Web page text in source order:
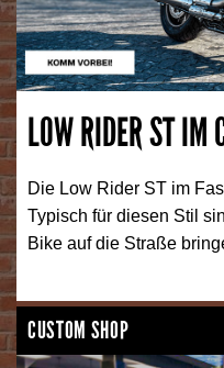
LOW RIDER ST IM
Die Low Rider ST im
Typisch für diesen Stil
Bike auf die Straße
CUSTOM SHOP